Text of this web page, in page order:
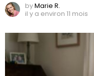
byMarie R.
il y a environ 11 mois